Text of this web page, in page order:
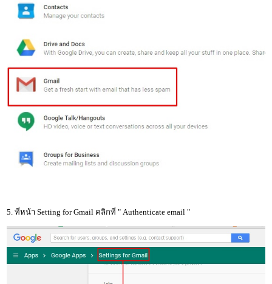
5. ที่หน้า Setting for Gmail คลิกที่ " Authenticate email "